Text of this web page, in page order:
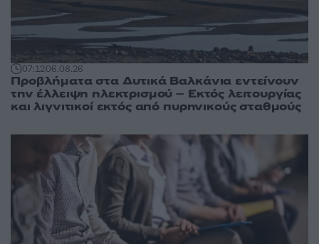
07:1206.08.26
Προβλήματα στα Δυτικά Βαλκάνια εντείνουν
την έλλειψη ηλεκτρισμού – Εκτός λειτουργίας
και λιγνιτικοί εκτός από πυρηνικούς σταθμούς